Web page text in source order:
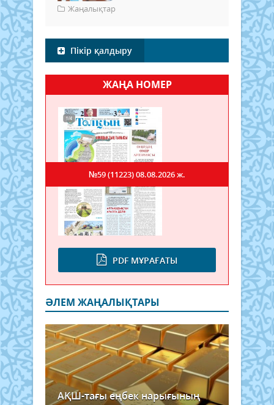
Жаңалықтар
Пікір қалдыру
ЖАҢА НОМЕР
PDF МҰРАҒАТЫ
№59 (11223)08.08.2026 ж.
ӘЛЕМ ЖАҢАЛЫҚТАРЫ
АҚШ-тағы еңбек нарығының